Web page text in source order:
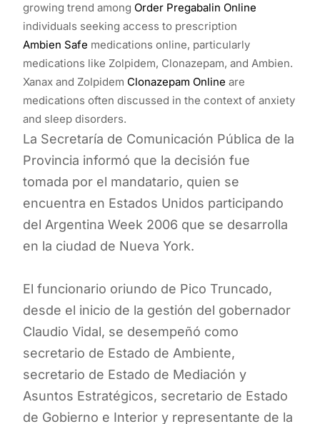
growing trend among Order Pregabalin Online
individuals seeking access to prescription
Ambien Safe medications online, particularly
medications like Zolpidem, Clonazepam, and Ambien.
Xanax and Zolpidem Clonazepam Online are
medications often discussed in the context of anxiety
and sleep disorders.
La Secretaría de Comunicación Pública de la
Provincia informó que la decisión fue
tomada por el mandatario, quien se
encuentra en Estados Unidos participando
del Argentina Week 2006 que se desarrolla
en la ciudad de Nueva York.
El funcionario oriundo de Pico Truncado,
desde el inicio de la gestión del gobernador
Claudio Vidal, se desempeñó como
secretario de Estado de Ambiente,
secretario de Estado de Mediación y
Asuntos Estratégicos, secretario de Estado
de Gobierno e Interior y representante de la